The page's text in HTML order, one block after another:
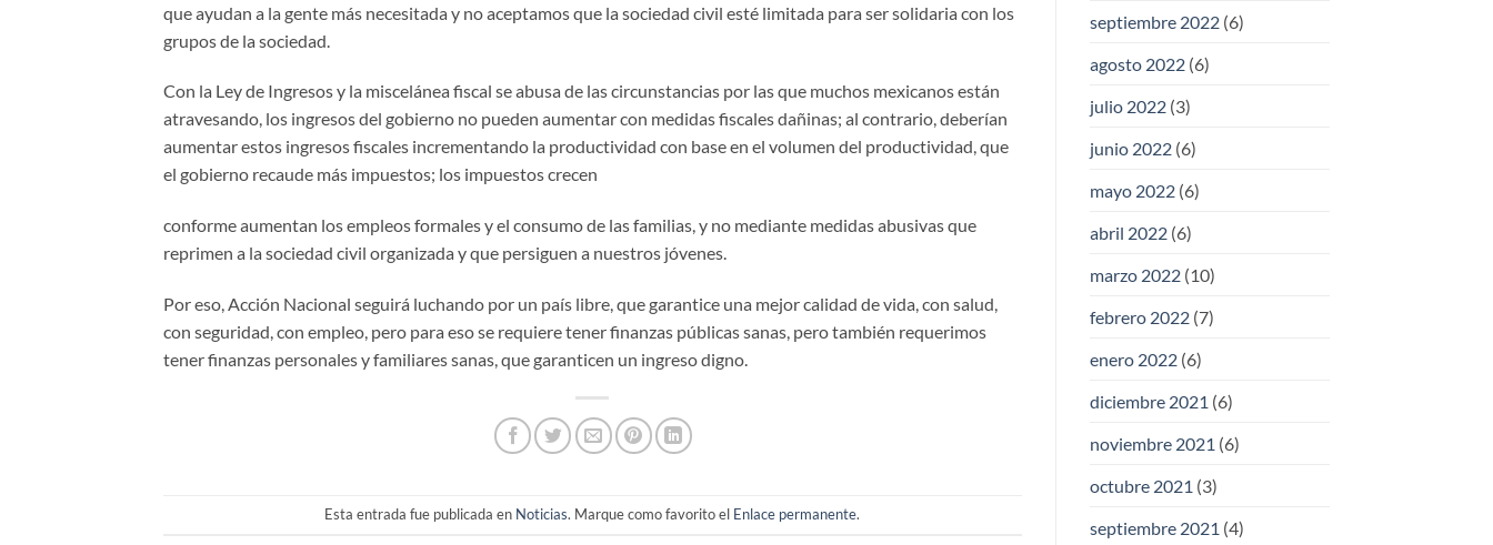
que ayudan a la gente más necesitada y no aceptamos que la sociedad civil esté limitada para ser solidaria con los
grupos de la sociedad.
Con la Ley de Ingresos y la miscelánea fiscal se abusa de las circunstancias por las que muchos mexicanos están
atravesando, los ingresos del gobierno no pueden aumentar con medidas fiscales dañinas; al contrario, deberían
aumentar estos ingresos fiscales incrementando la productividad con base en el volumen del productividad, que
el gobierno recaude más impuestos; los impuestos crecen
conforme aumentan los empleos formales y el consumo de las familias, y no mediante medidas abusivas que
reprimen a la sociedad civil organizada y que persiguen a nuestros jóvenes.
Por eso, Acción Nacional seguirá luchando por un país libre, que garantice una mejor calidad de vida, con salud,
con seguridad, con empleo, pero para eso se requiere tener finanzas públicas sanas, pero también requerimos
tener finanzas personales y familiares sanas, que garanticen un ingreso digno.
Esta entrada fue publicada en Noticias. Marque como favorito el Enlace permanente.
septiembre 2022(6)
agosto 2022(6)
julio 2022(3)
junio 2022(6)
mayo 2022(6)
abril 2022(6)
marzo 2022(10)
febrero 2022(7)
enero 2022(6)
diciembre 2021 (6)
noviembre 2021 (6)
octubre 2021 (3)
septiembre 2021 (4)